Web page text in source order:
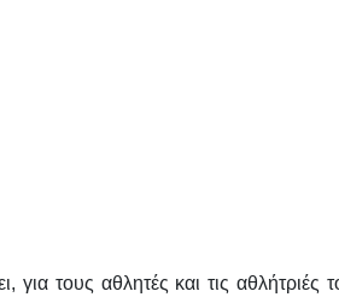
τους αθλητές και τις αθλήτριές